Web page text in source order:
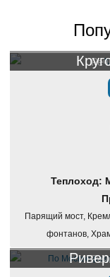
Теплоход:
Парящий мост,
фонтанов,